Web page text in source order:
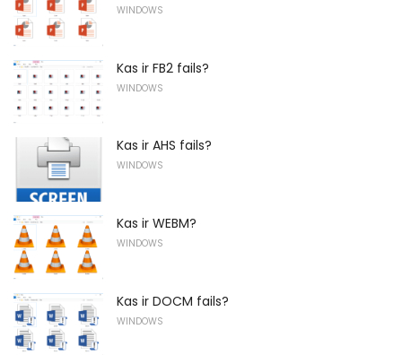
WINDOWS
Kas ir FB2 fails?
WINDOWS
Kas ir AHS fails?
WINDOWS
Kas ir WEBM?
WINDOWS
Kas ir DOCM fails?
WINDOWS